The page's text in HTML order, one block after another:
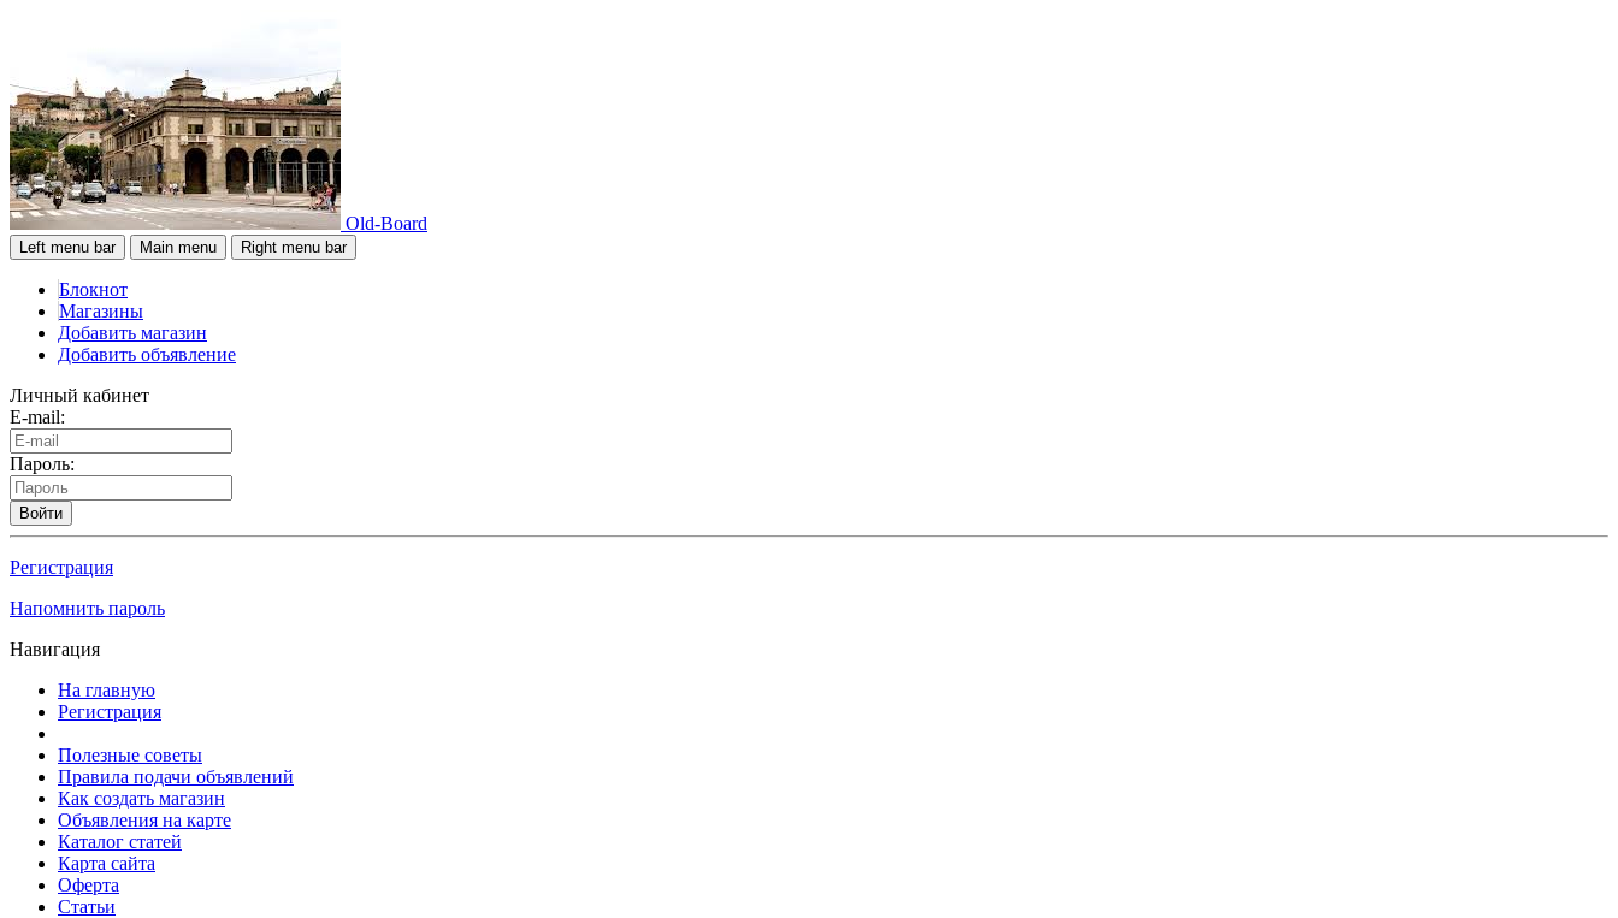
Old-Board
Left menu bar Main menu Right menu bar
Блокнот
Магазины
Добавить магазин
Добавить объявление
Личный кабинет
E-mail:
Пароль:
Войти
Регистрация
Напомнить пароль
Навигация
На главную
Регистрация
Полезные советы
Правила подачи объявлений
Как создать магазин
Объявления на карте
Каталог статей
Карта сайта
Оферта
Статьи